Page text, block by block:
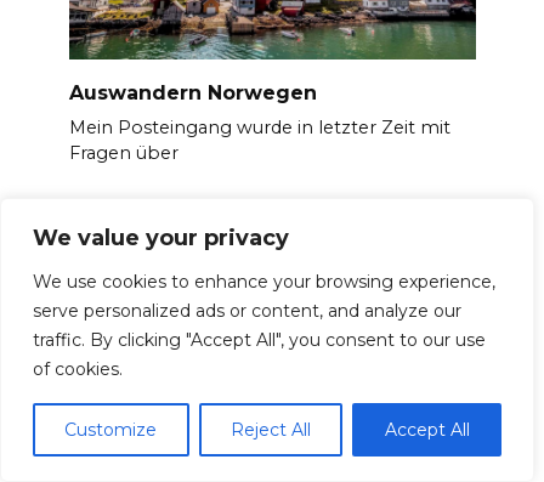
We value your privacy
We use cookies to enhance your browsing experience,
serve personalized ads or content, and analyze our
traffic. By clicking "Accept All", you consent to our use
of cookies.
Customize Reject All Accept All
Auswandern Norwegen
Mein Posteingang wurde in letzter Zeit mit
Fragen über